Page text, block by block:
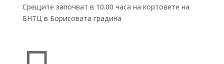
Срещите започват в 10.00 часа на кортовете на
БНТЦ в Борисовата градина